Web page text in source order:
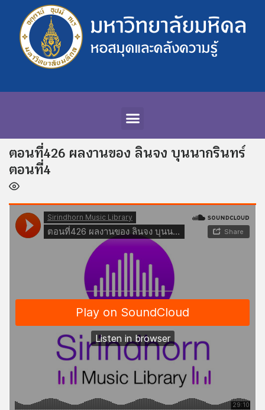
ตอนที่426 ผลงานของ ลินจง บุนนากรินทร์
ตอนที่4